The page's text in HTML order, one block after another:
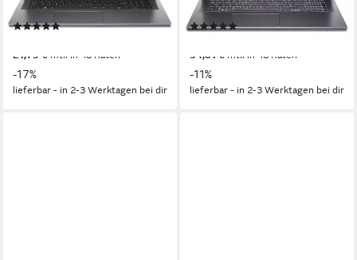
16 GB Arbeitsspeicher
(35)
21,75 € mtl. in 48 Raten
-17%
lieferbar - in 2-3 Werktagen bei dir
16 GB Arbeitsspeicher
(1)
34,81 € mtl. in 48 Raten
-11%
lieferbar - in 2-3 Werktagen bei dir